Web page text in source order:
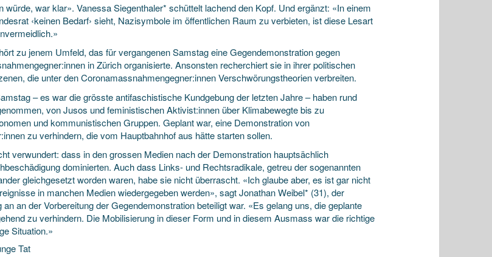
würde, war klar». Vanessa Siegenthaler* schüttelt lachend den Kopf. Und ergänzt: «In einem
‹keinen Bedarf› sieht, Nazisymbole im öffentlichen Raum zu verbieten, ist diese Lesart
zu jenem Umfeld, das für vergangenen Samstag eine Gegendemonstration gegen
in Zürich organisierte. Ansonsten recherchiert sie in ihrer politischen
die unter den Coronamassnahmengegner:innen Verschwörungstheorien verbreiten.
– es war die grösste antifaschistische Kundgebung der letzten Jahre – haben rund
von Jusos und feministischen Aktivist:innen über Klimabewegte bis zu
und kommunistischen Gruppen. Geplant war, eine Demonstration von
zu verhindern, die vom Hauptbahnhof aus hätte starten sollen.
verwundert: dass in den grossen Medien nach der Demonstration hauptsächlich
dominierten. Auch dass Links- und Rechtsradikale, getreu der sogenannten
gleichgesetzt worden waren, habe sie nicht überrascht. «Ich glaube aber, es ist gar nicht
in manchen Medien wiedergegeben werden», sagt Jonathan Weibel* (31), der
an der Vorbereitung der Gegendemonstration beteiligt war. «Es gelang uns, die geplante
zu verhindern. Die Mobilisierung in dieser Form und in diesem Ausmass war die richtige
Situation.»
Tat